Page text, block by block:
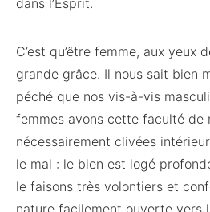
dans l’Esprit.
C’est qu’être femme, aux yeux
grande grâce. Il nous sait bien
péché que nos vis-à-vis
femmes avons cette faculté de
nécessairement clivées
le mal : le bien est logé
le faisons très volontiers et
nature facilement ouverte vers